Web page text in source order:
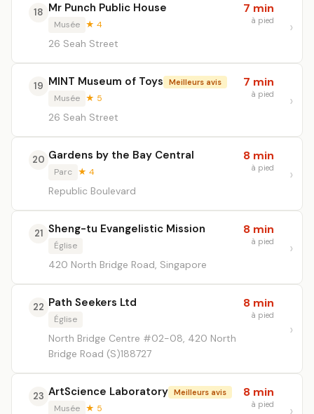
18 Mr Punch Public House
Musée ★ 4
26 Seah Street
7 min
à pied
19 MINT Museum of Toys Meilleurs avis
Musée ★ 5
26 Seah Street
7 min
à pied
20 Gardens by the Bay Central
Parc ★ 4
Republic Boulevard
8 min
à pied
21 Sheng-tu Evangelistic Mission
Église
420 North Bridge Road, Singapore
8 min
à pied
22 Path Seekers Ltd
Église
North Bridge Centre #02-08, 420 North
Bridge Road (S)188727
8 min
à pied
23 ArtScience Laboratory Meilleurs avis
Musée ★ 5
8 min
à pied